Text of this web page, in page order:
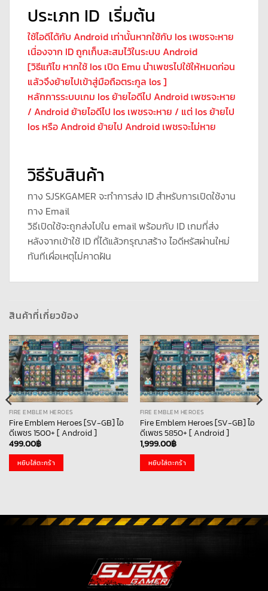
ประเภท ID เริ่มต้น
ใช้ไอดีได้กับ Android เท่านั้นหากใช้กับ Ios เพชรจะหาย
เนื่องจาก ID ถูกเก็บสะสมไว้ในระบบ Android
[วิธีแก้ไข หากใช้ Ios เปิด Emu นำเพชรไปใช้ให้หมดก่อน
แล้วจึงย้ายไปเข้าสู่มือถือตระกูล los ]
หลักการระบบเกม Ios ย้ายไอดีไป Android เพชรจะหาย
/ Android ย้ายไอดีไป Ios เพชรจะหาย / แต่ Ios ย้ายไป
Ios หรือ Android ย้ายไป Android เพชรจะไม่หาย
วิธีรับสินค้า
ทาง SJSKGAMER จะทำการส่ง ID สำหรับการเปิดใช้งาน
ทาง Email
วิธีเปิดใช้จะถูกส่งไปใน email พร้อมกับ ID เกมที่ส่ง
หลังจากเข้าใช้ ID ที่ได้แล้วกรุณาสร้าง ไอดีหรัสผ่านใหม่
ทันทีเผื่อเหตุไม่คาดฝัน
สินค้าที่เกี่ยวข้อง
FIRE EMBLEM HEROES
Fire Emblem Heroes [SV-GB] ไอ
ดีเพชร 1500+ [ Android ]
499.00฿
หยิบใส่ตะกร้า
FIRE EMBLEM HEROES
Fire Emblem Heroes [SV-GB] ไอ
ดีเพชร 5850+ [ Android ]
1,999.00฿
หยิบใส่ตะกร้า